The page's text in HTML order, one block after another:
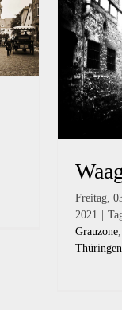
Freitag,
2021
Grauzone,
Thüringen